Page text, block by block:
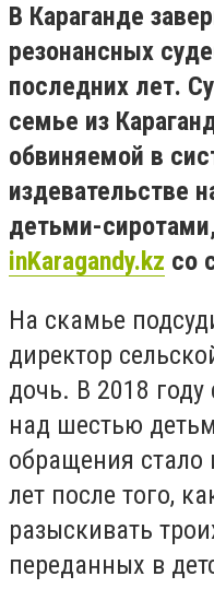
В Караганде
резонансных
последних лет.
семье из
обвиняемой в
издевательстве
детьми-
inKaragandy.kz со
На скамье
директор
дочь. В 2018
над шестью
обращения стало
лет после того,
разыскивать
переданных в